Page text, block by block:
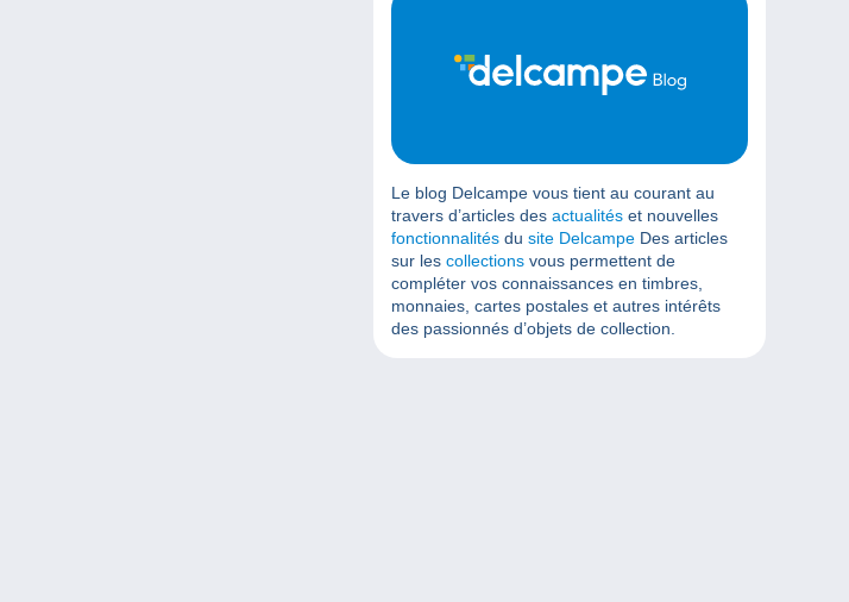
Le blog Delcampe vous tient au courant au
travers d’articles des actualités et nouvelles
fonctionnalités du site Delcampe Des articles
sur les collections vous permettent de
compléter vos connaissances en timbres,
monnaies, cartes postales et autres intérêts
des passionnés d’objets de collection.